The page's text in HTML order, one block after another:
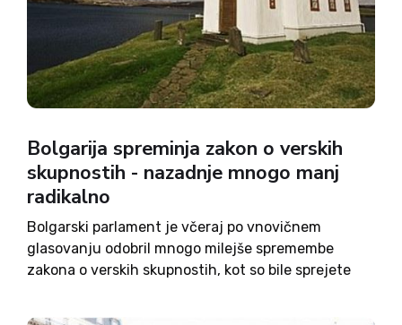
Bolgarija spreminja zakon o verskih
skupnostih - nazadnje mnogo manj
radikalno
Bolgarski parlament je včeraj po vnovičnem
glasovanju odobril mnogo milejše spremembe
zakona o verskih skupnostih, kot so bile sprejete